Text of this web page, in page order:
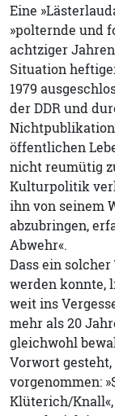
Eine
»polternde und
achtziger
Situation
1979
der DDR und
öffentlichen
nicht reumütig
Kulturpolitik
ihn von seinem
abzubringen,
Abwehr«.
Dass ein
werden konnte,
weit ins
mehr als 20
gleichwohl
Vorwort
vorgenommen:
Klüterich/